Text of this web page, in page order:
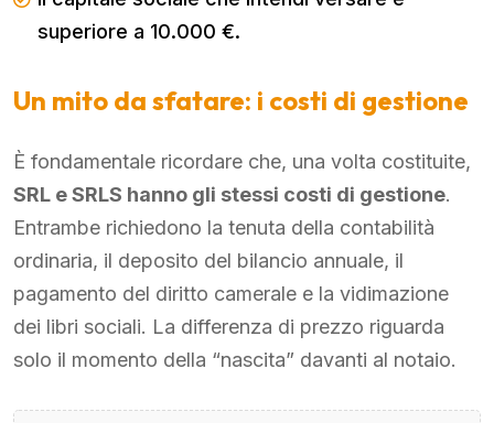
superiore a 10.000 €.
Un mito da sfatare: i costi di gestione
È fondamentale ricordare che, una volta costituite,
SRL e SRLS hanno gli stessi costi di gestione.
Entrambe richiedono la tenuta della contabilità
ordinaria, il deposito del bilancio annuale, il
pagamento del diritto camerale e la vidimazione
dei libri sociali. La differenza di prezzo riguarda
solo il momento della “nascita” davanti al notaio.